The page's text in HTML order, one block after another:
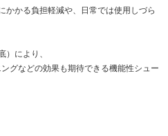
かかる負担軽減や、日常では使用しづら
）により、
グなどの効果も期待できる機能性シュー